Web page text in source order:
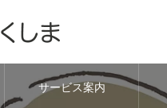
サービス案内